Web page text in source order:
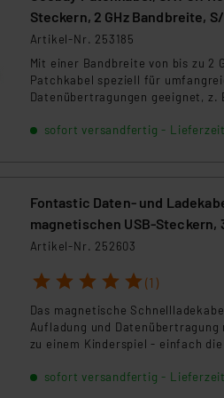
wird. So besteht etwa das Risiko,
ohne dass hiergegen
stützt sich auf die
der mit der Datenübermittlung,
Steckern, 2 GHz Bandbreite,
Artikel-Nr. 253185
Mit einer Bandbreite von bis zu 2
Patchkabel speziell für
Datenübertragungen geeignet, z.
zu vierfache Bandbreite im
sofort versandfertig -
Fontastic Daten- und
magnetischen USB-Steckern,
neigbar
Artikel-Nr. 252603
1 2 3 4 5 (1)
Das magnetische
Aufladung und
zu einem Kinderspiel - einfach
platzieren und bei Bedarf
sofort versandfertig -